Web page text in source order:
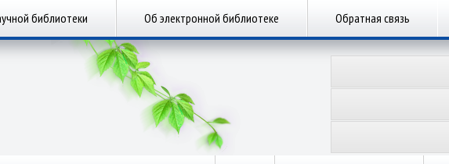
библиотеки Об электронной библиотеке Обратная связь